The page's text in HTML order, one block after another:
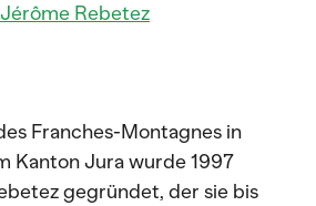
Rebetez
Franches-Montagnes in
Kanton Jura wurde 1997
gegründet, der sie bis